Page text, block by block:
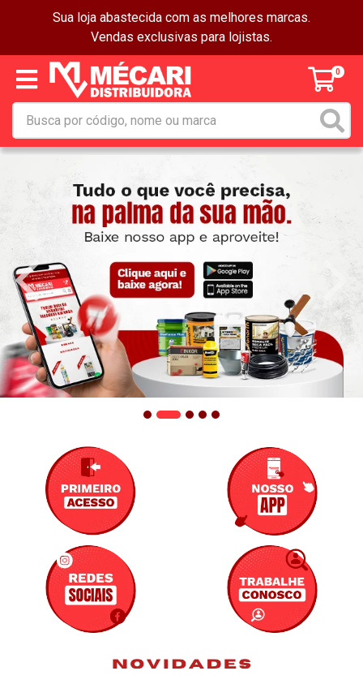
Sua loja abastecida com as melhores marcas.
Vendas exclusivas para lojistas.
0